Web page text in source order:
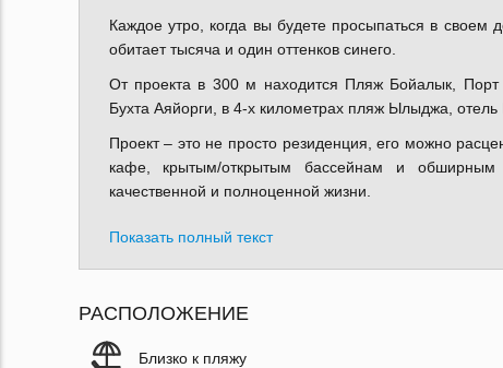
Каждое утро, когда вы будете просыпаться в своем
обитает тысяча и один оттенков синего.
От проекта в 300 м находится Пляж Бойалык,
Бухта Аяйорги, в 4-х километрах пляж Ылыджа,
Проект – это не просто резиденция, его можно
кафе, крытым/открытым бассейнам и обширным
качественной и полноценной жизни.
Показать полный текст
РАСПОЛОЖЕНИЕ
Близко к пляжу